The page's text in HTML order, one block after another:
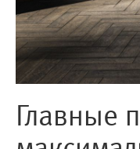
Главные